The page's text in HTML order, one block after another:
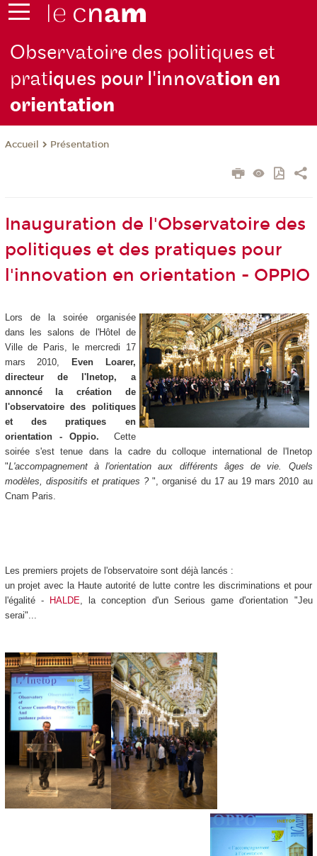
Observatoire des politiques et
pratiques pour l'innovation en
orientation
Accueil Présentation
Inauguration de l'Observatoire des
politiques et des pratiques pour
l'innovation en orientation - OPPIO
Lors de la soirée organisée
dans les salons de l'Hôtel de
Ville de Paris, le mercredi 17
mars 2010,
Even Loarer,
directeur de l'Inetop, a
annoncé la création de
l'observatoire des politiques
et des pratiques en
orientation - Oppio. Cette
soirée s'est tenue dans la cadre du colloque international de l'Inetop
"L'accompagnement à l'orientation aux différents âges de vie. Quels
modèles, dispositifs et pratiques ?", organisé du 17 au 19 mars 2010 au
Cnam Paris.
Les premiers projets de l'observatoire sont déjà lancés :
un projet avec la Haute autorité de lutte contre les discriminations et pour
l'égalité -
HALDE, la conception d'un Serious game d'orientation "Jeu
serai"...